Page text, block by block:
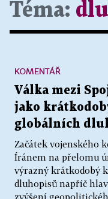
Téma:
Válka mezi
jako
globálních
Začátek vojenského
Íránem na přelomu
výrazný krátkodobý
dluhopisů napříč
KOMENTÁŘ